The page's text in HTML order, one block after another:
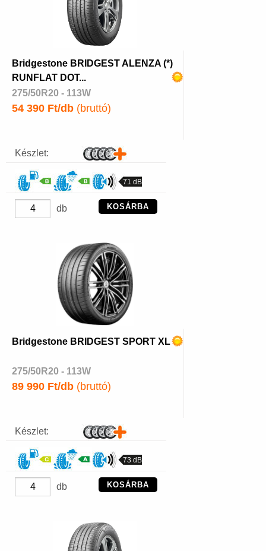
Bridgestone BRIDGEST ALENZA (*)
RUNFLAT DOT...
275/50R20 - 113W
54 390 Ft/db (bruttó)
Készlet:
71 dB
db KOSÁRBA
Bridgestone BRIDGEST SPORT XL
275/50R20 - 113W
89 990 Ft/db (bruttó)
Készlet:
73 dB
db KOSÁRBA